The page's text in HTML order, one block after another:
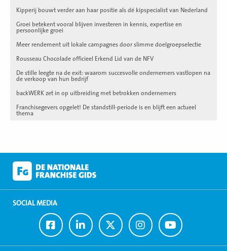
Kipperij bouwt verder aan haar positie als dé kipspecialist van Nederland
Groei betekent vooral blijven investeren in kennis, expertise en
persoonlijke groei
Meer rendement uit lokale campagnes door slimme doelgroepselectie
Rousseau Chocolade officieel Erkend Lid van de NFV
De stille leegte na de exit: waarom succesvolle ondernemers vastlopen na
de verkoop van hun bedrijf
backWERK zet in op uitbreiding met betrokken ondernemers
Franchisegevers opgelet! De standstill-periode is en blijft een actueel
thema
SOCIAL MEDIA
Ga
naar
Facebook
Ga
naar
LinkedIn
Ga
naar
Twitter
Ga
naar
Instagram
Ga
naar
Youtube